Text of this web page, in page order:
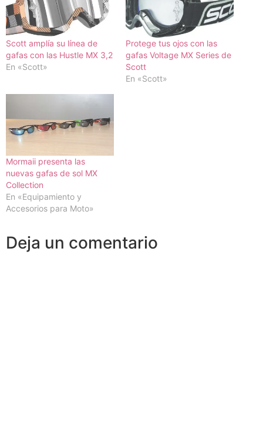
Scott amplía su línea de
gafas con las Hustle MX 3,2
En «Scott»
Protege tus ojos con las
gafas Voltage MX Series de
Scott
En «Scott»
Mormaii presenta las
nuevas gafas de sol MX
Collection
En «Equipamiento y
Accesorios para Moto»
Deja un comentario